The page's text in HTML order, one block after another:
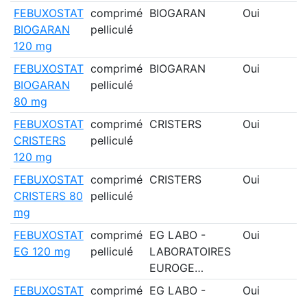
FEBUXOSTAT
BIOGARAN
120 mg
comprimé
pelliculé
BIOGARAN Oui
FEBUXOSTAT
BIOGARAN
80 mg
comprimé
pelliculé
BIOGARAN Oui
FEBUXOSTAT
CRISTERS
120 mg
comprimé
pelliculé
CRISTERS Oui
FEBUXOSTAT
CRISTERS 80
mg
comprimé
pelliculé
CRISTERS Oui
FEBUXOSTAT
EG 120 mg
comprimé
pelliculé
EG LABO -
LABORATOIRES
EUROGE…
Oui
FEBUXOSTAT comprimé EG LABO -
Oui